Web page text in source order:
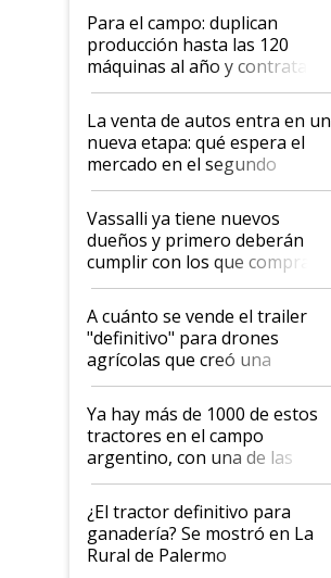
Para el campo: duplican
producción hasta las 120
máquinas al año y contratan
especialistas de la industria
automotriz para lograrlo
La venta de autos entra en
nueva etapa: qué espera el
mercado en el segundo
semestre
Vassalli ya tiene nuevos
dueños y primero deberán
cumplir con los que compraron
cosechadoras y todavía no las
recibieron: quién está detrás
del rescate de la empresa
A cuánto se vende el trailer
"definitivo" para drones
agrícolas que creó una
empresa argentina: "Veíamos
contratistas invirtiendo miles
de dólares en drones de última
generación que luego eran
transportados de forma
precaria"
Ya hay más de 1000 de estos
tractores en el campo
argentino, con una de las
estructuras de fabricación
integradas del mundo
¿El tractor definitivo para
ganadería? Se mostró en La
Rural de Palermo